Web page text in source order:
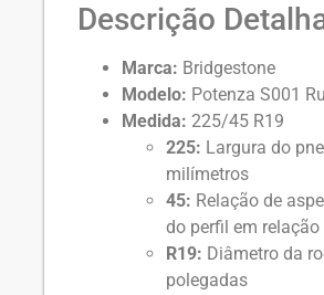
Descrição
Marca: Bridgestone
Modelo: Potenza S001
Medida: 225/45 R19
225: Largura do
milímetros
45: Relação de
do perfil em
R19: Diâmetro da
polegadas